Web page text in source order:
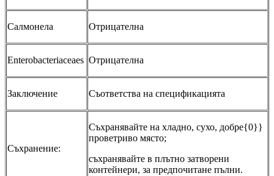
Салмонела Отрицателна
Enterobacteriaceaes Отрицателна
Заключение Съответства на спецификацията
Съхранение:
Съхранявайте на хладно, сухо, добре{0}}
проветриво място;
съхранявайте в плътно затворени
контейнери, за предпочитане пълни.